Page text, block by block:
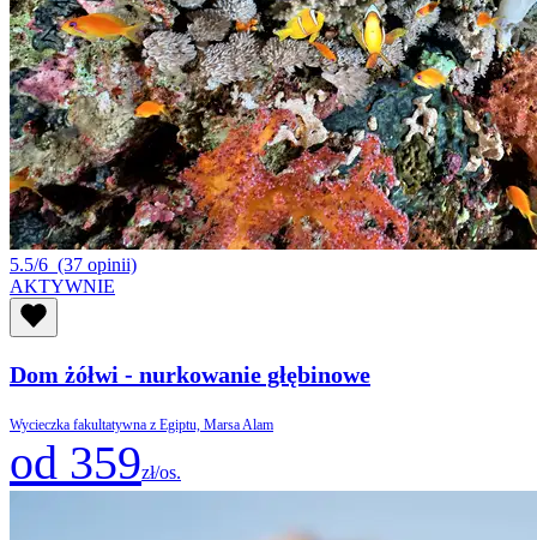
5.5/6 (37 opinii)
AKTYWNIE
Dom żółwi - nurkowanie głębinowe
Wycieczka fakultatywna z Egiptu, Marsa Alam
od 359zł/os.